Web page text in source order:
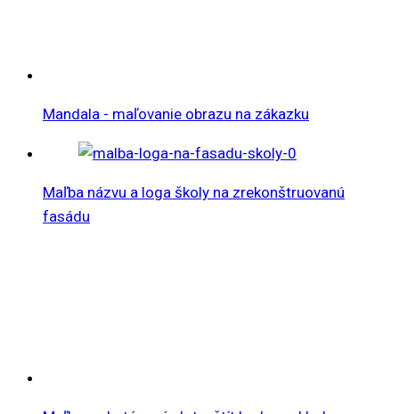
Mandala - maľovanie obrazu na zákazku
Maľba názvu a loga školy na zrekonštruovanú
fasádu